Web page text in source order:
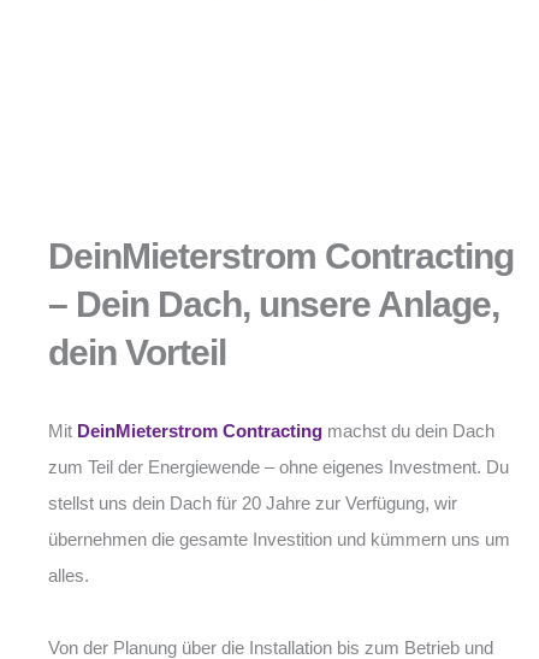
DeinMieterstrom Contracting
– Dein Dach, unsere Anlage,
dein Vorteil
Mit DeinMieterstrom Contracting machst du dein Dach
zum Teil der Energiewende – ohne eigenes Investment. Du
stellst uns dein Dach für 20 Jahre zur Verfügung, wir
übernehmen die gesamte Investition und kümmern uns um
alles.
Von der Planung über die Installation bis zum Betrieb und